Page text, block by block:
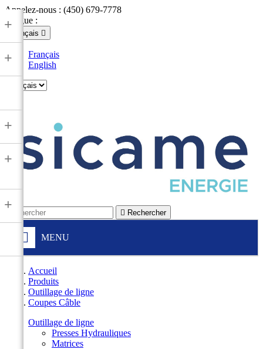
Appelez-nous : (450) 679-7778
Langue :
Français 
Français
English
 Rechercher
MENU
+
+
+
+
+
Accueil
Produits
Outillage de ligne
Coupes Câble
Outillage de ligne
Presses Hydrauliques
Matrices